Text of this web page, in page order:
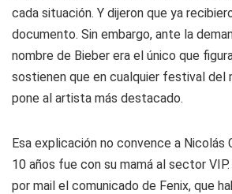
cada situación. Y dijeron que ya
documento. Sin embargo, ante la
nombre de Bieber era el único que
sostienen que en cualquier festival del
pone al artista más destacado.
Esa explicación no convence a Nicolás
10 años fue con su mamá al sector
por mail el comunicado de Fenix, que